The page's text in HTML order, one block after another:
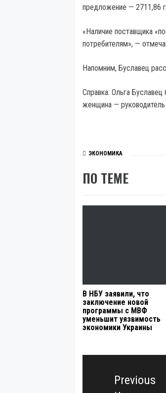
предложение — 2711,86
«Наличие поставщика
потребителям», —
Напомним, Буславец
Справка: Ольга Буславец
женщина —
ЭКОНОМИКА
ПО ТЕМЕ
В НБУ заявили, что
заключение новой
программы с МВФ
уменьшит уязвимость
экономики Украины
Навигация
записямPrevious